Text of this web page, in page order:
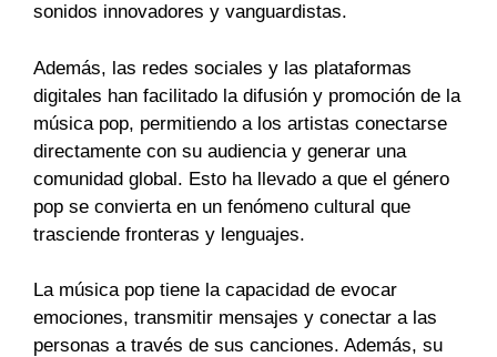
sonidos innovadores y vanguardistas.
Además, las redes sociales y las plataformas
digitales han facilitado la difusión y promoción de la
música pop, permitiendo a los artistas conectarse
directamente con su audiencia y generar una
comunidad global. Esto ha llevado a que el género
pop se convierta en un fenómeno cultural que
trasciende fronteras y lenguajes.
La música pop tiene la capacidad de evocar
emociones, transmitir mensajes y conectar a las
personas a través de sus canciones. Además, su